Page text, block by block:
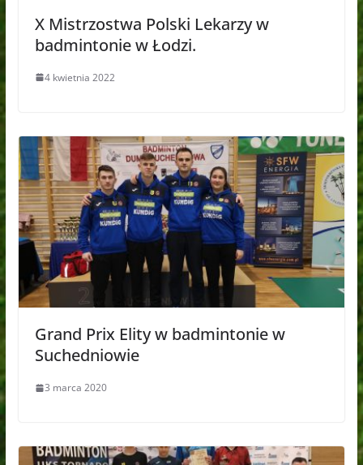
X Mistrzostwa Polski Lekarzy w
badmintonie w Łodzi.
4 kwietnia 2022
Grand Prix Elity w badmintonie w
Suchedniowie
3 marca 2020